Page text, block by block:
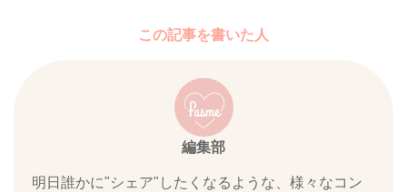
この記事を書いた人
編集部
明日誰かに"シェア"したくなるような、様々なコン